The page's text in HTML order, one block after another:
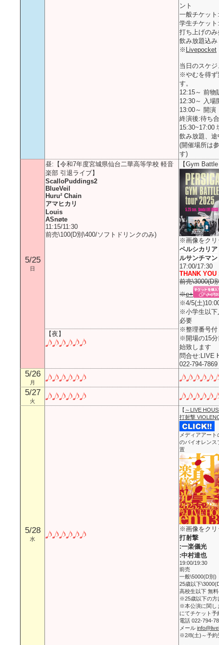
ント
一般チケット
学生チケット
打ち上げの
飲み放題込み
※ Livepocket
当日のスケ
※やむを得ず
す。
12:15～ 前物
12:30～ 入場
13:00～ 開演
終演後:待ち
15:30~17:00
飲み放題、
(開催場所は
す)
5/25
日
昼:【令和7年度宮城県仙台二華高等学校 軽音
楽部 引退ライブ】
ScalloPuddings2
BlueVeil
Huru² Chain
アマヒカリ
Louis
ASnøte
11:15/11:30
前売\100(D別\400/ソフトドリンクのみ)
【Gym
※画像をクリ
ペルシカリア
ルサンチマン
17:00/17:30
THANK YOU
前売\3000(D
※e+
※4/5(土
※小学生以下
必要
※整理番号付
※開場の15分
始致します
問合せ:LIVE
022-794-7869
【夜】
5/26
月
5/27
火
5/28
水
【 ～LIVE
打射撃
メディアアー
のバイオレンス
置
※画像をクリ
打射撃
:一楽儀光
:中村達也
19:00/19:30
前売
一般\5000(D別)
25歳以下
高校生以下 無
※25歳以下の方
※本公演に関し
にてチケット予
電話 022-794-
メール
※2/8(土)～予約